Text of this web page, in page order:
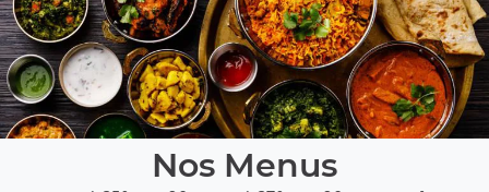
Nos Menus